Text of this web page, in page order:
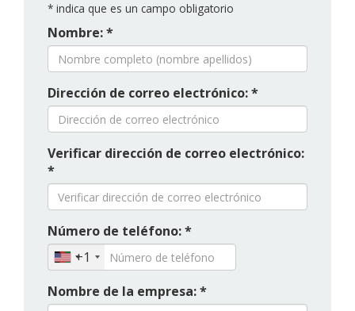
* indica que es un campo obligatorio
Nombre: *
Dirección de correo electrónico: *
Verificar dirección de correo electrónico:
*
Número de teléfono: *
+1
Nombre de la empresa: *